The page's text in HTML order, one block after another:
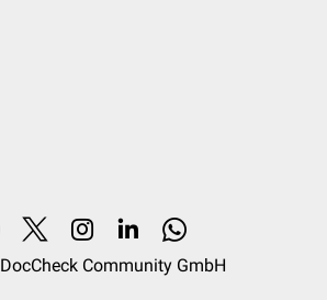
DocCheck Community GmbH